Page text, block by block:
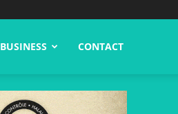
BUSINESS CONTACT